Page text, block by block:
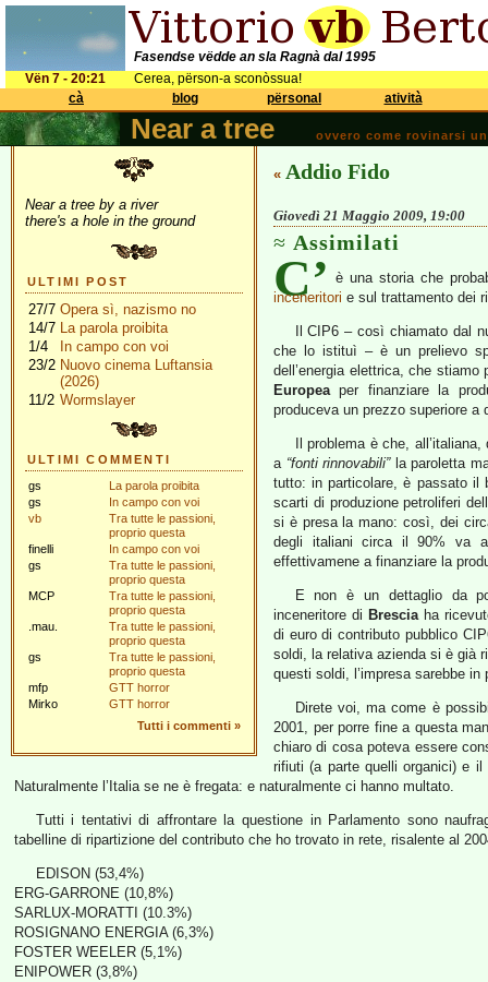
Fasendse vëdde an sla Ragnà dal 1995
Vën 7 - 20:21
Cerea, përson-a sconòssua!
cà
blog përsonal atività
Near a tree ovvero come rovinarsi
Near a tree by a river
there's a hole in the ground
ULTIMI POST
27/7 Opera sì, nazismo no
14/7 La parola proibita
1/4
In campo con voi
23/2 Nuovo cinema Luftansia
(2026)
11/2 Wormslayer
ULTIMI COMMENTI
gs
La parola proibita
gs
In campo con voi
vb
Tra tutte le passioni,
proprio questa
finelli
In campo con voi
gs
Tra tutte le passioni,
proprio questa
MCP
Tra tutte le passioni,
proprio questa
.mau.
Tra tutte le passioni,
proprio questa
gs
Tra tutte le passioni,
proprio questa
mfp
GTT horror
Mirko
GTT horror
Tutti i commenti »
« Addio Fido
Giovedì 21 Maggio 2009, 19:00
Assimilati
C’ è una storia che
inceneritori e sul trattamento dei
Il CIP6 – così chiamato dal
che lo istituì – è un prelievo
dell’energia elettrica, che stiamo
Europeaper finanziare la
produceva un prezzo superiore
Il problema è che,
a “fonti rinnovabili”la paroletta
tutto: in particolare, è passato il
scarti di produzione petroliferi
si è presa la mano: così, dei
degli italiani circa il 90% va
effettivamene a finanziare la
E non è un dettaglio da
inceneritore di Bresciaha
di euro di contributo pubblico
soldi, la relativa azienda si è già
questi soldi, l’impresa sarebbe
Direte voi, ma come è
2001, per porre fine a questa
chiaro di cosa poteva essere
rifiuti (a parte quelli organici) e il
Naturalmente l’Italia se ne è fregata: e naturalmente ci hanno multato.
Tutti i tentativi di affrontare la questione in Parlamento sono
tabelline di ripartizione del contributo che ho trovato in rete, risalente al
EDISON (53,4%)
ERG-GARRONE (10,8%)
SARLUX-MORATTI (10.3%)
ROSIGNANO ENERGIA (6,3%)
FOSTER WEELER (5,1%)
ENIPOWER (3,8%)